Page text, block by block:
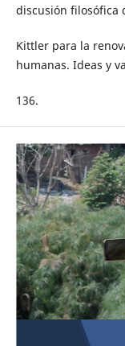
discusión filosófica
Kittler para la
humanas. Ideas y
136.